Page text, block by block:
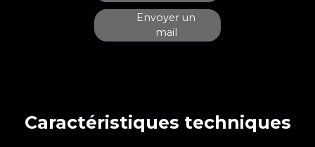
Envoyer un
mail
Caractéristiques techniques